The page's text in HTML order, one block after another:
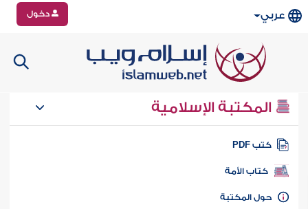
عربي دخول
المكتبة الإسلامية
كتب PDF
كتاب الأمة